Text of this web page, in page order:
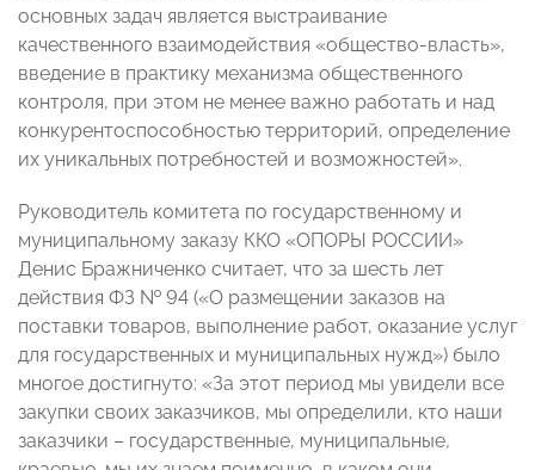
основных задач является выстраивание
качественного взаимодействия «общество-власть»,
введение в практику механизма общественного
контроля, при этом не менее важно работать и над
конкурентоспособностью территорий, определение
их уникальных потребностей и возможностей».
Руководитель комитета по государственному и
муниципальному заказу ККО «ОПОРЫ РОССИИ»
Денис Бражниченко считает, что за шесть лет
действия ФЗ № 94 («О размещении заказов на
поставки товаров, выполнение работ, оказание услуг
для государственных и муниципальных нужд») было
многое достигнуто: «За этот период мы увидели все
закупки своих заказчиков, мы определили, кто наши
заказчики – государственные, муниципальные,